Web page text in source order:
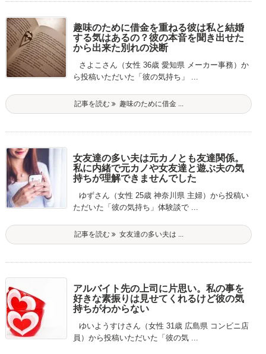
趣味のために借金を重ねる彼は私と結婚
する気はあるの？彼の本音を聞き出せた
から出来た別れの決断
さよこさん（女性 36歳 愛知県 メーカー事務）か
ら投稿いただいた「彼の気持ち」 ...
記事を読む 趣味のために借金 ...
女友達の多い夫は元カノとも友達関係。
私に内緒で元カノや女友達と遊ぶ夫の気
持ちが理解できませんでした
ゆずさん（女性 25歳 神奈川県 主婦）から投稿い
ただいた「彼の気持ち」体験談で ...
記事を読む 女友達の多い夫は ...
アルバイト先の上司に片思い。私の事を
好きな素振りは見せてくれるけど彼の気
持ちがわからない
ゆいようすけさん（女性 31歳 広島県 コンビニ店
員）から投稿いただいた「彼の気 ...